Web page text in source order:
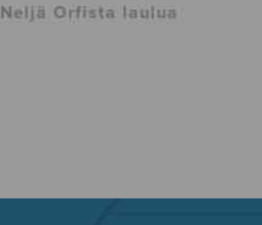
Neljä Orfista laulua